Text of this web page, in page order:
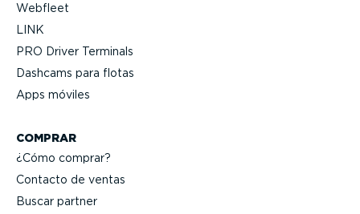
Webfleet
LINK
PRO Driver Terminals
Dashcams para flotas
Apps móviles
COMPRAR
¿Cómo comprar?
Contacto de ventas
Buscar partner